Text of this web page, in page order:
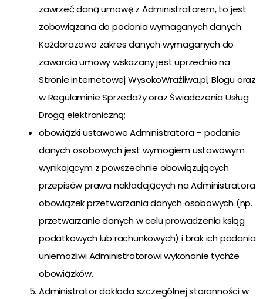
zawrzeć daną umowę z Administratorem, to jest
zobowiązana do podania wymaganych danych.
Każdorazowo zakres danych wymaganych do
zawarcia umowy wskazany jest uprzednio na
Stronie internetowej WysokoWrażliwa.pl, Blogu oraz
w Regulaminie Sprzedaży oraz Świadczenia Usług
Drogą elektroniczną;
obowiązki ustawowe Administratora – podanie
danych osobowych jest wymogiem ustawowym
wynikającym z powszechnie obowiązujących
przepisów prawa nakładających na Administratora
obowiązek przetwarzania danych osobowych (np.
przetwarzanie danych w celu prowadzenia ksiąg
podatkowych lub rachunkowych) i brak ich podania
uniemożliwi Administratorowi wykonanie tychże
obowiązków.
Administrator dokłada szczególnej staranności w